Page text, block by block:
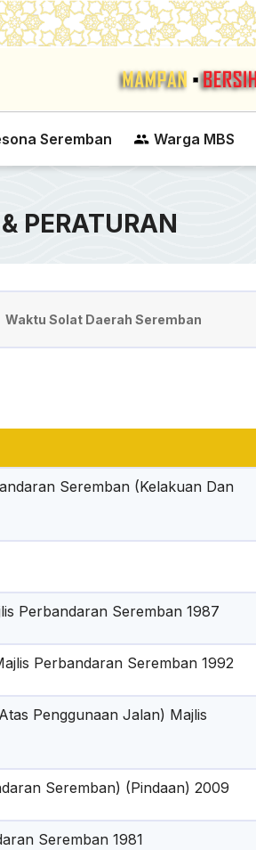
Skip to main content
Seremban Warga MBS
PERATURAN
Waktu Solat Daerah Seremban
Seremban (Kelakuan Dan
Perbandaran Seremban 1987
Perbandaran Seremban 1992
Penggunaan Jalan) Majlis
Seremban) (Pindaan) 2009
Seremban 1981
JARING PIALA
BANDARAYA
TAKSIRAN TAHUN 2026